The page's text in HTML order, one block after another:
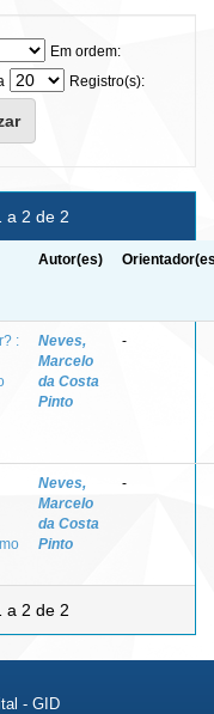
Em ordem:
Registro(s):
a 2 de 2
Autor(es)
:
Neves,
Marcelo
da Costa
Pinto
-
Neves,
Marcelo
da Costa
Pinto
-
a 2 de 2
- GID